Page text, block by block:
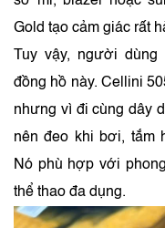
Gold tạo cảm giác rất
Tuy vậy, người
đồng hồ này. Cellini
nhưng vì đi cùng dây
nên đeo khi bơi, tắm
Nó phù hợp với
thể thao đa dụng.